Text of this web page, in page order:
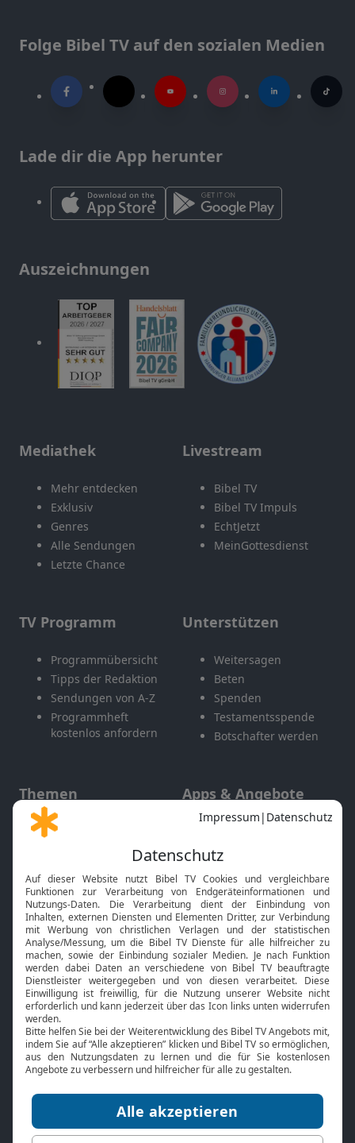
Folge Bibel TV auf den sozialen Medien
Lade dir die App herunter
Auszeichnungen
Mediathek
Mehr entdecken
Exklusiv
Genres
Alle Sendungen
Letzte Chance
Livestream
Bibel TV
Bibel TV Impuls
EchtJetzt
MeinGottesdienst
TV Programm
Programmübersicht
Tipps der Redaktion
Sendungen von A-Z
Programmheft
kostenlos anfordern
Unterstützen
Weitersagen
Beten
Spenden
Testamentsspende
Botschafter werden
Themen
Gott und Bibel erklärt
Neuigkeiten
Apps & Angebote
Mobile App
Smart TV
HbbTV
Bibelthek Online-Bibel
Nächster Gottesdienst
Bibel TV
Über uns
Jobs
Mediadaten
Service
Kontakt
TV-Empfang